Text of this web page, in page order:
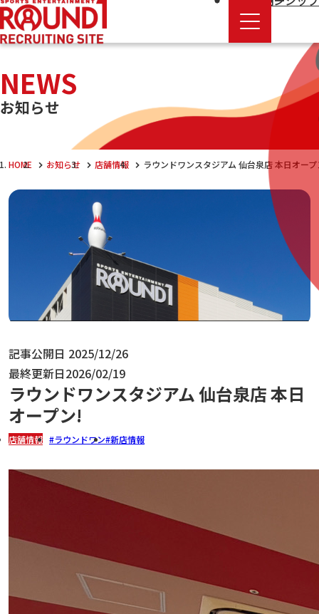
NEWS
お知らせ
HOME お知らせ 店舗情報 ラウンドワンスタジアム 仙台泉店 本日オープ
記事公開日 2025/12/26
最終更新日2026/02/19
ラウンドワンスタジアム 仙台泉店 本日
オープン!
店舗情報 ラウンドワン 新店情報